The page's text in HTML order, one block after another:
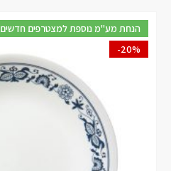
{BF17 קופון} הנחת מע"מ נוספת למצטרפים חדשים
-20%